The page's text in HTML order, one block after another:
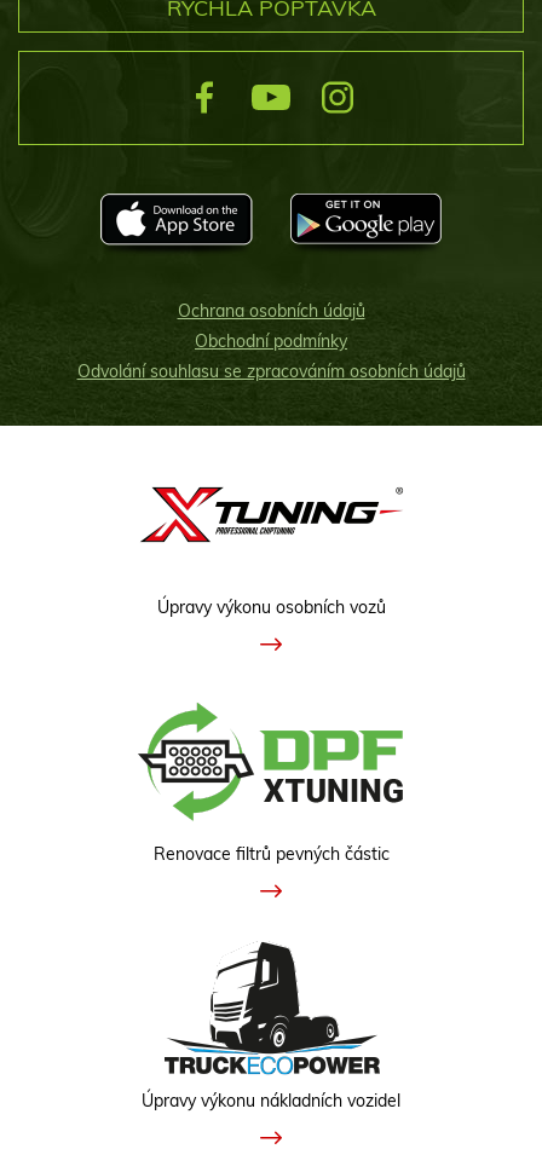
RYCHLÁ POPTÁVKA
Ochrana osobních údajů
Obchodní podmínky
Odvolání souhlasu se zpracováním osobních údajů
Úpravy výkonu osobních vozů
Renovace filtrů pevných částic
Úpravy výkonu nákladních vozidel